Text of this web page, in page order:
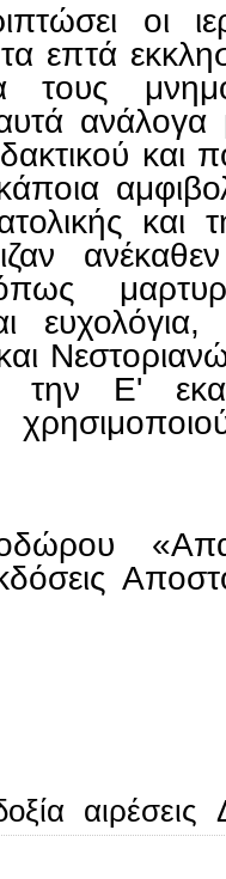
οι
επτά
ανάλογα
και
και
την Ε'
αιρέσεις